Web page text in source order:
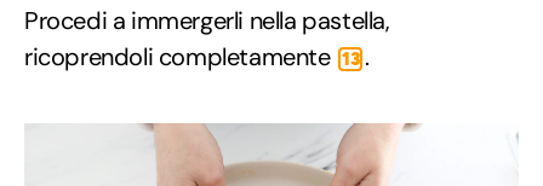
Procedi a immergerli nella pastella,
ricoprendoli completamente 13 .